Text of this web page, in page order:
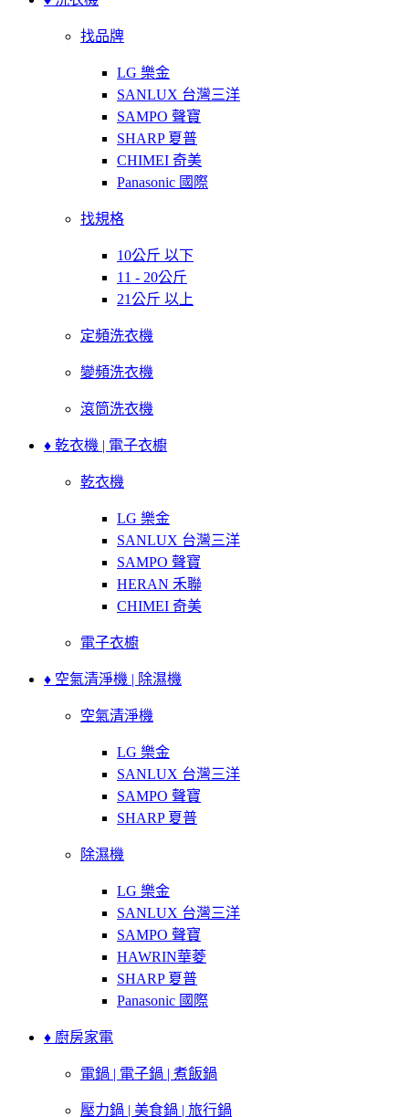
找品牌
LG 樂金
SANLUX 台灣三洋
SAMPO 聲寶
SHARP 夏普
CHIMEI 奇美
Panasonic 國際
找規格
10公斤 以下
11 - 20公斤
21公斤 以上
定頻洗衣機
變頻洗衣機
滾筒洗衣機
♦ 乾衣機 | 電子衣櫥
乾衣機
LG 樂金
SANLUX 台灣三洋
SAMPO 聲寶
HERAN 禾聯
CHIMEI 奇美
電子衣櫥
♦ 空氣清淨機 | 除濕機
空氣清淨機
LG 樂金
SANLUX 台灣三洋
SAMPO 聲寶
SHARP 夏普
除濕機
LG 樂金
SANLUX 台灣三洋
SAMPO 聲寶
HAWRIN華菱
SHARP 夏普
Panasonic 國際
♦ 廚房家電
電鍋 | 電子鍋 | 煮飯鍋
壓力鍋 | 美食鍋 | 旅行鍋